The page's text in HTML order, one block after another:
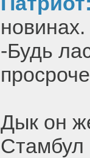
новинах.
-Будь
Дык он
Стамбул